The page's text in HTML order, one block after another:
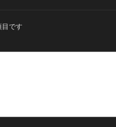
です